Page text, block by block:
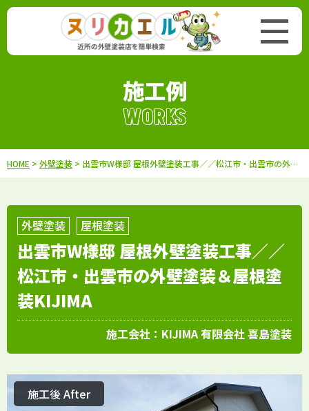
施工例
WORKS
HOME > 外壁塗装 > 出雲市W様邸 屋根外壁塗装工事／／松江市・出雲市の外壁塗装＆屋根塗装KIJIMA
外壁塗装 屋根塗装
出雲市W様邸 屋根外壁塗装工事／／
松江市・出雲市の外壁塗装＆屋根塗
装KIJIMA
施工会社： KIJIMA 有限会社 喜島塗装
施工後 After